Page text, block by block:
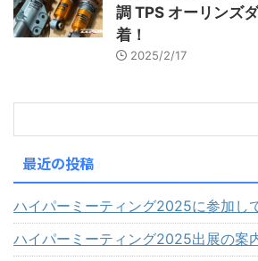
調 TPS オーリンズ
着！
2025/2/17
最近の投稿
ハイパーミーティング2025に参加し
ハイパーミーティング2025出展の案